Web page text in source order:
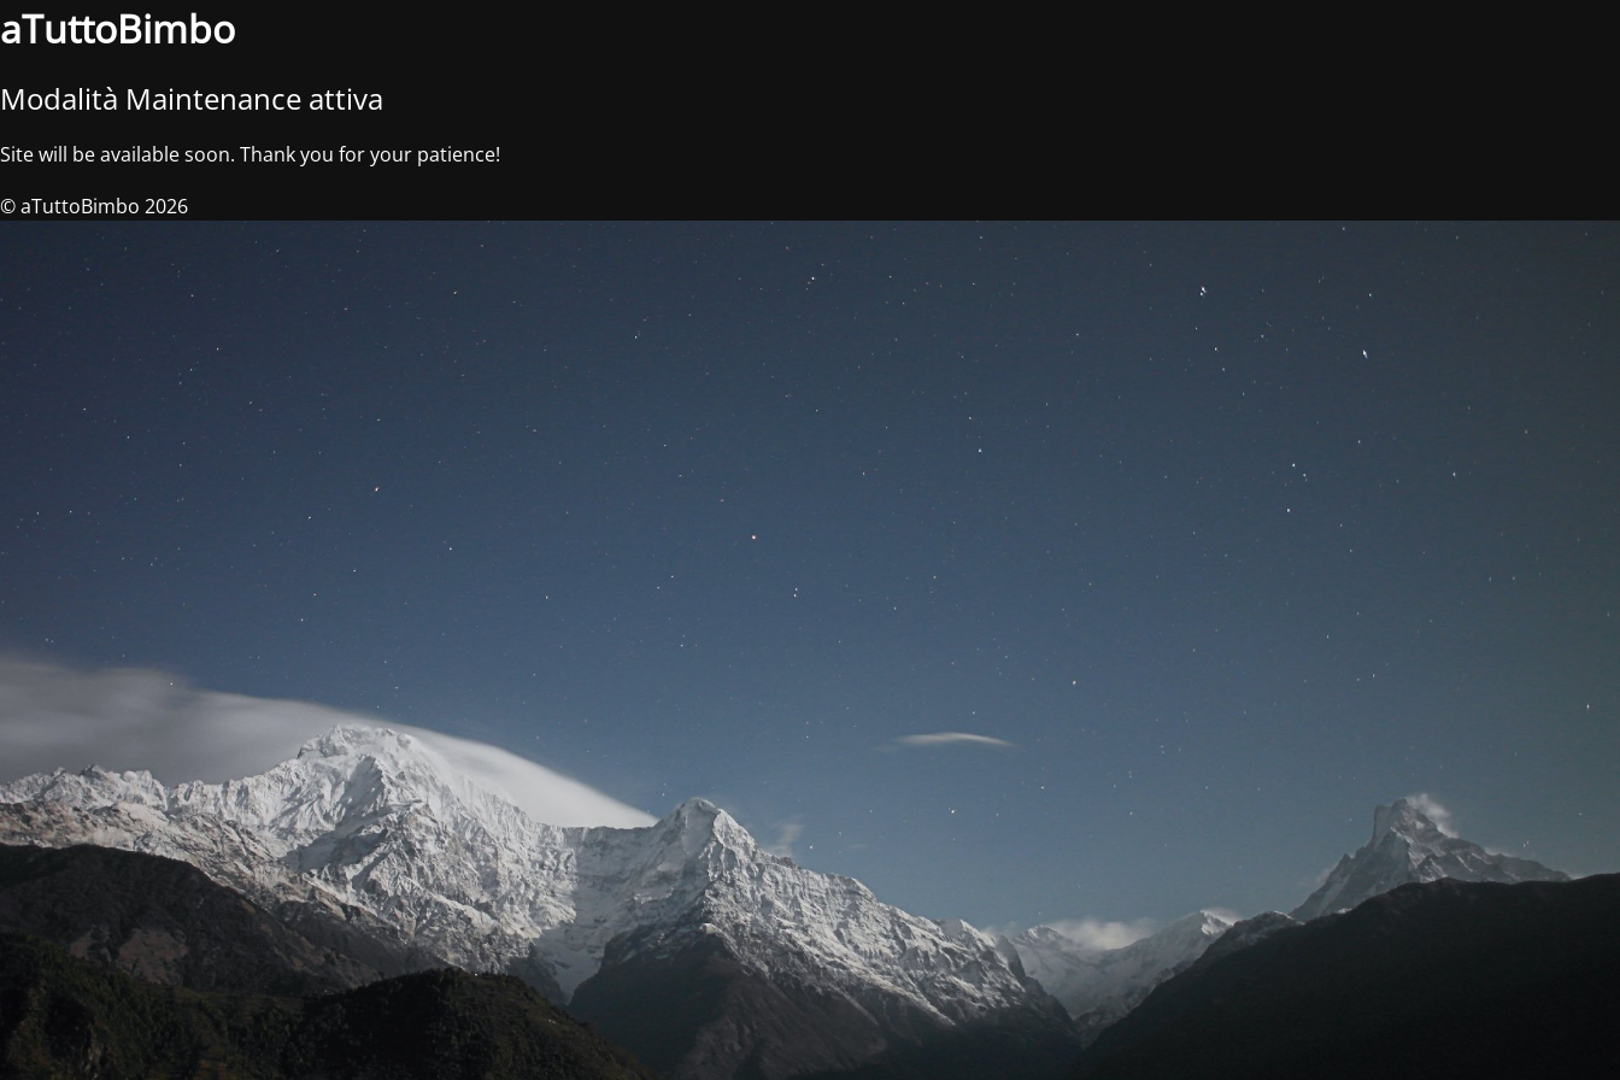
aTuttoBimbo
Modalità Maintenance attiva
Site will be available soon. Thank you for your patience!
© aTuttoBimbo 2026